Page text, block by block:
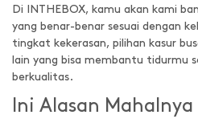
Di INTHEBOX, kamu akan kami
yang benar-benar sesuai dengan
tingkat kekerasan, pilihan kasur
lain yang bisa membantu tidurmu
berkualitas.
Ini Alasan